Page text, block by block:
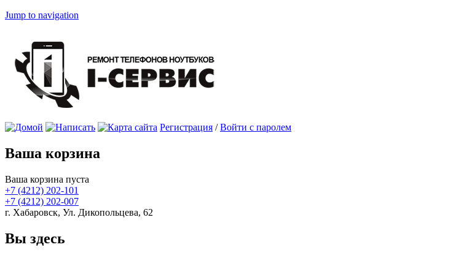
Jump to navigation
Регистрация /Войти с паролем
Ваша корзина
Ваша корзина пуста
+7 (4212) 202-101
+7 (4212) 202-007
г. Хабаровск, Ул. Дикопольцева, 62
Вы здесь